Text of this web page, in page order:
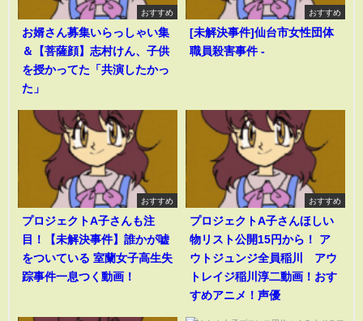
おすすめ
お婿さん募集いらっしゃい集
＆【菩薩顔】志村けん、子供
を授かってた「共演したかっ
た」
おすすめ
[未解決事件]仙台市女性団体
職員殺害事件 -
おすすめ
プロジェクトA子さんも注
目！【未解決事件】誰かが嘘
をついている 室蘭女子高生失
踪事件一息つく動画！
おすすめ
プロジェクトA子さんほしい
物リスト公開15円から！ ア
ウトジュンジ全員稲川 アウ
トレイジ稲川淳二動画！おす
すめアニメ！声優